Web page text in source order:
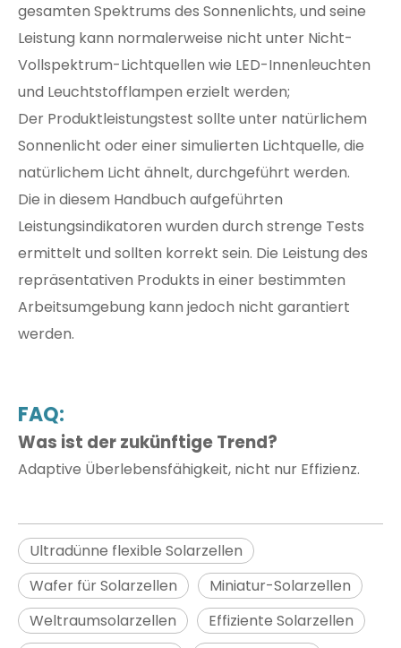
gesamten Spektrums des Sonnenlichts, und seine
Leistung kann normalerweise nicht unter Nicht-
Vollspektrum-Lichtquellen wie LED-Innenleuchten
und Leuchtstofflampen erzielt werden;
Der Produktleistungstest sollte unter natürlichem
Sonnenlicht oder einer simulierten Lichtquelle, die
natürlichem Licht ähnelt, durchgeführt werden.
Die in diesem Handbuch aufgeführten
Leistungsindikatoren wurden durch strenge Tests
ermittelt und sollten korrekt sein. Die Leistung des
repräsentativen Produkts in einer bestimmten
Arbeitsumgebung kann jedoch nicht garantiert
werden.
FAQ:
Was ist der zukünftige Trend?
Adaptive Überlebensfähigkeit, nicht nur Effizienz.
Ultradünne flexible Solarzellen
Wafer für Solarzellen
Miniatur-Solarzellen
Weltraumsolarzellen
Effiziente Solarzellen